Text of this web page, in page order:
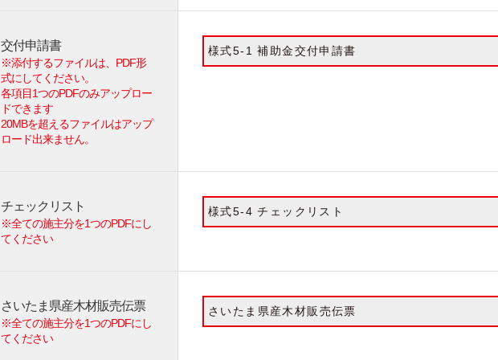
交付申請書
※添付するファイルは、PDF形
式にしてください。
各項目1つのPDFのみアップロー
ドできます
20MBを超えるファイルはアップ
ロード出来ません。
様式5-1 補助金交付申請書
チェックリスト
※全ての施主分を1つのPDFにし
てください
様式5-4 チェックリスト
さいたま県産木材販売伝票
※全ての施主分を1つのPDFにし
てください
さいたま県産木材販売伝票